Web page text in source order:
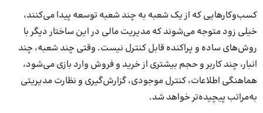
کسب‌وکارهایی که از یک شعبه به چند شعبه توسعه پیدا می‌کنند،
خیلی زود متوجه می‌شوند که مدیریت مالی در این ساختار دیگر با
روش‌های ساده و پراکنده قابل کنترل نیست. وقتی چند شعبه، چند
انبار، چند کاربر و حجم بیشتری از خرید و فروش وارد بازی می‌شود،
هماهنگی اطلاعات، کنترل موجودی، گزارش‌گیری و نظارت مدیریتی
به‌مراتب پیچیده‌تر خواهد شد.